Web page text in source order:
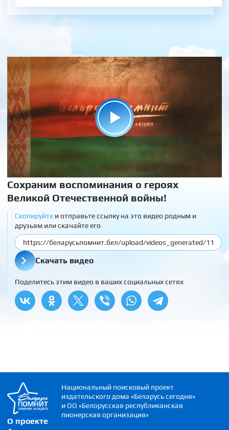
Сохраним воспоминания о героях
Великой Отечественной войны!
Скопируйтеи отправьте ссылку на это видео родным и
друзьям или скачайте его
Скачать видео
Поделитесь этим видео в ваших социальных сетях
О проекте
Национальный поисковый проект
издательского дома «Беларусь сегодня»
и ОО «Белорусская республиканская
пионерская организация»